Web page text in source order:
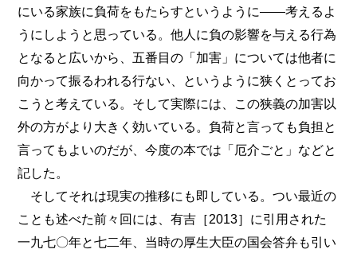
にいる家族に負荷をもたらすというように――考えるよ
うにしようと思っている。他人に負の影響を与える行為
となると広いから、五番目の「加害」については他者に
向かって振るわれる行ない、というように狭くとってお
こうと考えている。そして実際には、この狭義の加害以
外の方がより大きく効いている。負荷と言っても負担と
言ってもよいのだが、今度の本では「厄介ごと」などと
記した。
そしてそれは現実の推移にも即している。つい最近の
ことも述べた前々回には、有吉［2013］に引用された
一九七〇年と七二年、当時の厚生大臣の国会答弁も引い